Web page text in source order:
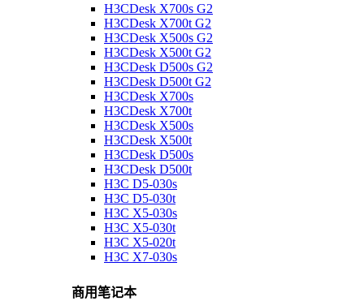
H3CDesk X700s G2
H3CDesk X700t G2
H3CDesk X500s G2
H3CDesk X500t G2
H3CDesk D500s G2
H3CDesk D500t G2
H3CDesk X700s
H3CDesk X700t
H3CDesk X500s
H3CDesk X500t
H3CDesk D500s
H3CDesk D500t
H3C D5-030s
H3C D5-030t
H3C X5-030s
H3C X5-030t
H3C X5-020t
H3C X7-030s
商用笔记本